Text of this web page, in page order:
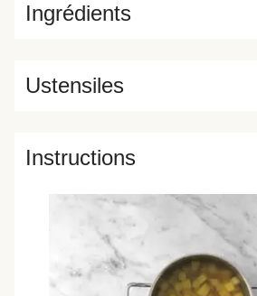
Ingrédients
Ustensiles
Instructions